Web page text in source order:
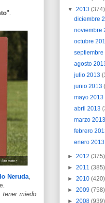
".
Neruda
tener miedo
▼ 2013 (374)
diciembre
noviembre
octubre
agosto
julio 2013
junio 2013
mayo 2013
abril 2013
marzo
febrero
enero
► 2012 (375)
► 2011 (385)
► 2010 (420)
► 2009 (758)
► 2008 (939)